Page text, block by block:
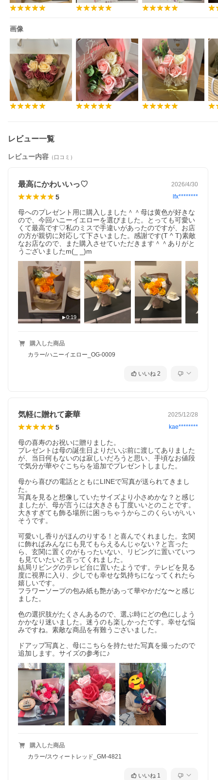
画像
レビュー一覧
レビュー内容 （口コミ）
最高にかわいいっ♡ 2026/4/30
5 lfx********
母へのプレゼント用に購入しました＾＾母は黄色が好きな
ので、今回ハニーイエローを選びました。とっても可愛い
くて最高です♡私のミスで手違いがあったのですが、お店
の方が親切に対応して下さいました。感謝です(T ^ T)素敵
なお店なので、また購入させていただきます＾＾ありがと
うございましたm(_ _)m
0:19
購入した商品
カラー/ハニーイエロー_OG-0009
いいね 2
気軽に贈れて豪華 2025/12/28
5 kae********
母の喜寿のお祝いに贈りました。
プレゼントは母の誕生日よりだいぶ前に渡してありました
が、当日何もないのは寂しいだろうと思い、手頃なお値段
で気分が華やぐこちらを追加でプレゼントしました。
母から喜びの電話とともにLINEで写真が送られてきまし
た。
写真を見ると想像していたサイズより小さめかな？と感じ
ましたが、母が言うには大きさも丁度いいとのことです。
大きすぎても飾る場所に困っちゃうからこのくらいがいい
そうです。
可愛いし香りがほんのりする！と喜んでくれました。玄関
に飾ればみんなにも見てもらえるんじゃない？と言った
ら、玄関に置くのがもったいない、リビングに置いていつ
も見ていたいと言ってくれました。
結局リビングのテレビ台に置いたようです。テレビを見る
度に視界に入り、少しでも幸せな気持ちになってくれたら
嬉しいです。
フラワーソープの包み紙も艶があって華やかだな〜と感じ
ました。
色の選択肢がたくさんあるので、選ぶ時にどの色にしよう
かかなり迷いました。迷うのも楽しかったです。幸せな悩
みですね。素敵な商品を有難うございました。
ドアップ写真と、母にこちらを持たせた写真を撮ったので
追加します。サイズの参考に♪
購入した商品
カラー/スウィートレッド_GM-4821
いいね 1